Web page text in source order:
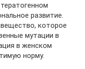
развитие.
которое
мутации в
в женском
норму.